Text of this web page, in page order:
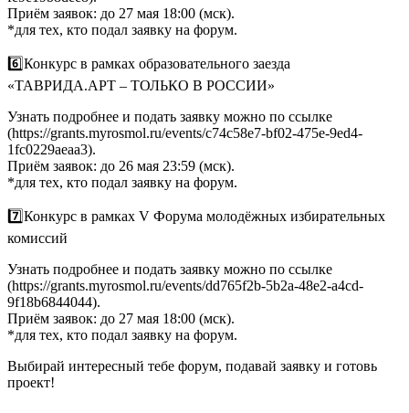
Приём заявок: до 27 мая 18:00 (мск).
*для тех, кто подал заявку на форум.
6️⃣Конкурс в рамках образовательного заезда
«ТАВРИДА.АРТ – ТОЛЬКО В РОССИИ»
Узнать подробнее и подать заявку можно по ссылке
(https://grants.myrosmol.ru/events/c74c58e7-bf02-475e-9ed4-
1fc0229aeaa3).
Приём заявок: до 26 мая 23:59 (мск).
*для тех, кто подал заявку на форум.
7️⃣Конкурс в рамках V Форума молодёжных избирательных
комиссий
Узнать подробнее и подать заявку можно по ссылке
(https://grants.myrosmol.ru/events/dd765f2b-5b2a-48e2-a4cd-
9f18b6844044).
Приём заявок: до 27 мая 18:00 (мск).
*для тех, кто подал заявку на форум.
Выбирай интересный тебе форум, подавай заявку и готовь
проект!